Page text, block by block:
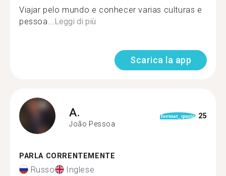
Viajar pelo mundo e conhecer varias culturas e
pessoa...Leggi di più
Scarica la app
A.
João Pessoa
format_quote 25
PARLA CORRENTEMENTE
Russo Inglese